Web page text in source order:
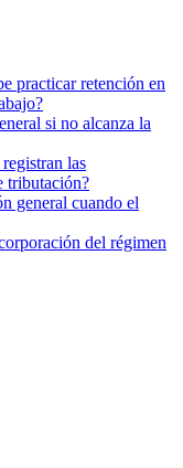
practicar retención en
si no alcanza la
las
tributación?
general cuando el
del régimen